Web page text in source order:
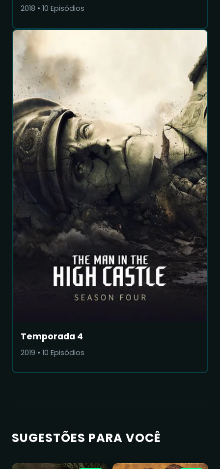
2018 • 10 Episódios
Temporada 4
2019 • 10 Episódios
SUGESTÕES PARA VOCÊ